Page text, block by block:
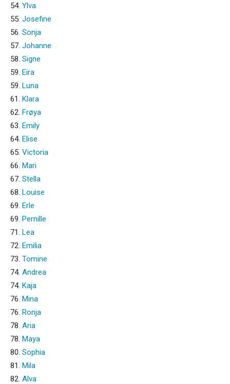
54. Ylva
55. Josefine
56. Sonja
57. Johanne
58. Signe
59. Eira
59. Luna
61. Klara
62. Frøya
63. Emily
64. Elise
65. Victoria
66. Mari
67. Stella
68. Louise
69. Erle
69. Pernille
71. Lea
72. Emilia
73. Tomine
74. Andrea
74. Kaja
76. Mina
76. Ronja
78. Aria
78. Maya
80. Sophia
81. Mila
82. Alva